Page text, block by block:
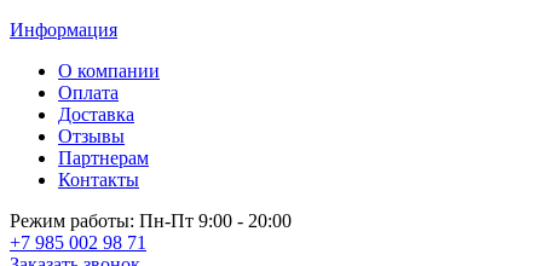
Информация
О компании
Оплата
Доставка
Отзывы
Партнерам
Контакты
Режим работы: Пн-Пт 9:00 - 20:00
+7 985 002 98 71